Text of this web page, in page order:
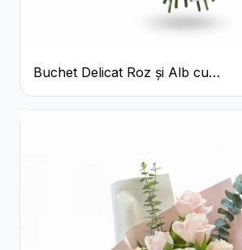
Buchet Delicat Roz și Alb cu
Trandafiri și Lisianthus